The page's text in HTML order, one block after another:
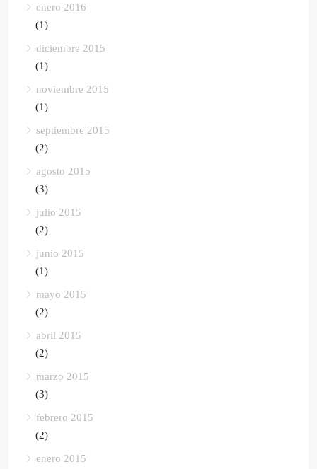
enero 2016
(1)
diciembre 2015
(1)
noviembre 2015
(1)
septiembre 2015
(2)
agosto 2015
(3)
julio 2015
(2)
junio 2015
(1)
mayo 2015
(2)
abril 2015
(2)
marzo 2015
(3)
febrero 2015
(2)
enero 2015